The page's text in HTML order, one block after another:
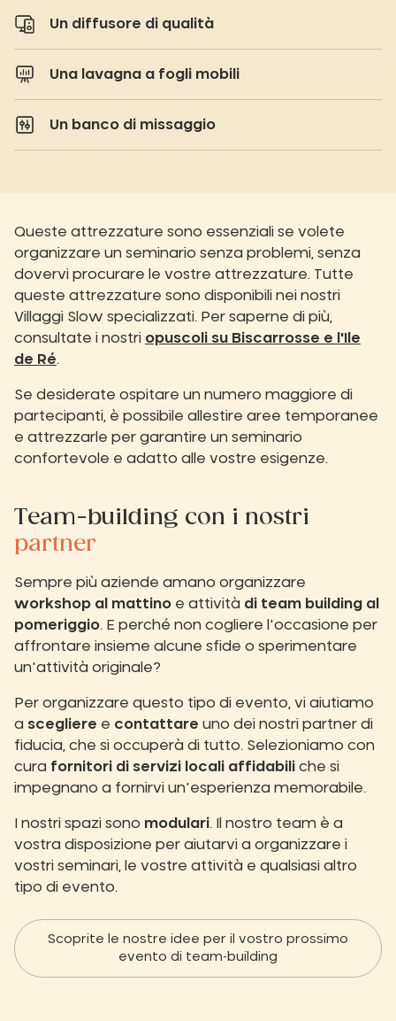
Un diffusore di qualità
Una lavagna a fogli mobili
Un banco di missaggio
Queste attrezzature sono essenziali se volete
organizzare un seminario senza problemi, senza
dovervi procurare le vostre attrezzature. Tutte
queste attrezzature sono disponibili nei nostri
Villaggi Slow specializzati. Per saperne di più,
consultate i nostri opuscoli su Biscarrosse e l'Ile
de Ré.
Se desiderate ospitare un numero maggiore di
partecipanti, è possibile allestire aree temporanee
e attrezzarle per garantire un seminario
confortevole e adatto alle vostre esigenze.
Team-building con i nostri
partner
Sempre più aziende amano organizzare
workshop al mattino e attività di team building al
pomeriggio. E perché non cogliere l'occasione per
affrontare insieme alcune sfide o sperimentare
un'attività originale?
Per organizzare questo tipo di evento, vi aiutiamo
a scegliere e contattare uno dei nostri partner di
fiducia, che si occuperà di tutto. Selezioniamo con
cura fornitori di servizi locali affidabili che si
impegnano a fornirvi un'esperienza memorabile.
I nostri spazi sono modulari. Il nostro team è a
vostra disposizione per aiutarvi a organizzare i
vostri seminari, le vostre attività e qualsiasi altro
tipo di evento.
Scoprite le nostre idee per il vostro prossimo
evento di team-building